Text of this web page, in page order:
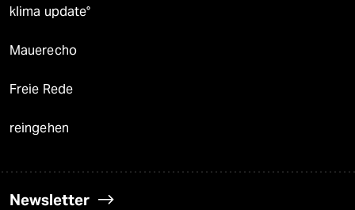
klima update°
Mauerecho
Freie Rede
reingehen
Newsletter